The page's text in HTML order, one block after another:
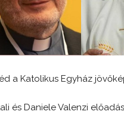
a Katolikus Egyház
és Daniele Valenzi